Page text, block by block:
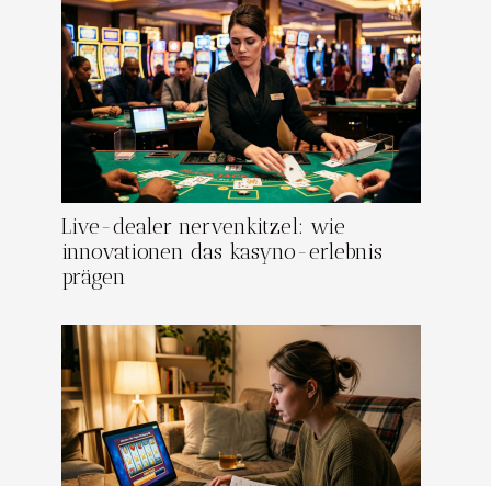
Live-dealer nervenkitzel: wie
innovationen das kasyno-erlebnis
prägen